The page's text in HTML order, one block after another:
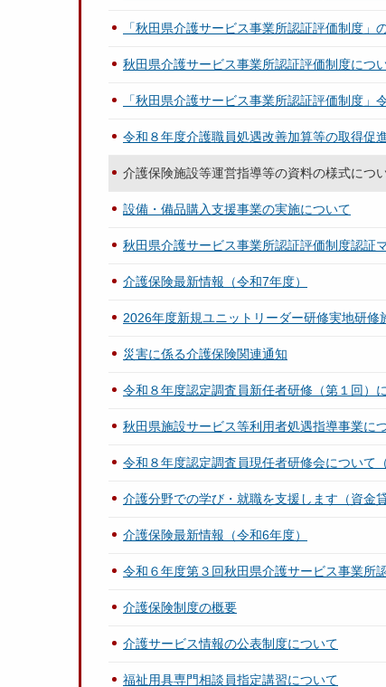
「秋田県介護サービス事業所認証評価制度
秋田県介護サービス事業所認証評価制度につ
「秋田県介護サービス事業所認証評価制度
令和８年度介護職員処遇改善加算等の取得促
介護保険施設等運営指導等の資料の様式につ
設備・備品購入支援事業の実施について
秋田県介護サービス事業所認証評価制度認証
介護保険最新情報（令和7年度）
2026年度新規ユニットリーダー研修実地研修
災害に係る介護保険関連通知
令和８年度認定調査員新任者研修（第１回）
秋田県施設サービス等利用者処遇指導事業に
令和８年度認定調査員現任者研修会について
介護分野での学び・就職を支援します（資金
介護保険最新情報（令和6年度）
令和６年度第３回秋田県介護サービス事業所
介護保険制度の概要
介護サービス情報の公表制度について
福祉用具専門相談員指定講習について